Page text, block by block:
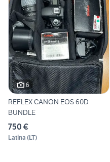
6
REFLEX CANON EOS 60D
BUNDLE
750 €
Latina (LT)